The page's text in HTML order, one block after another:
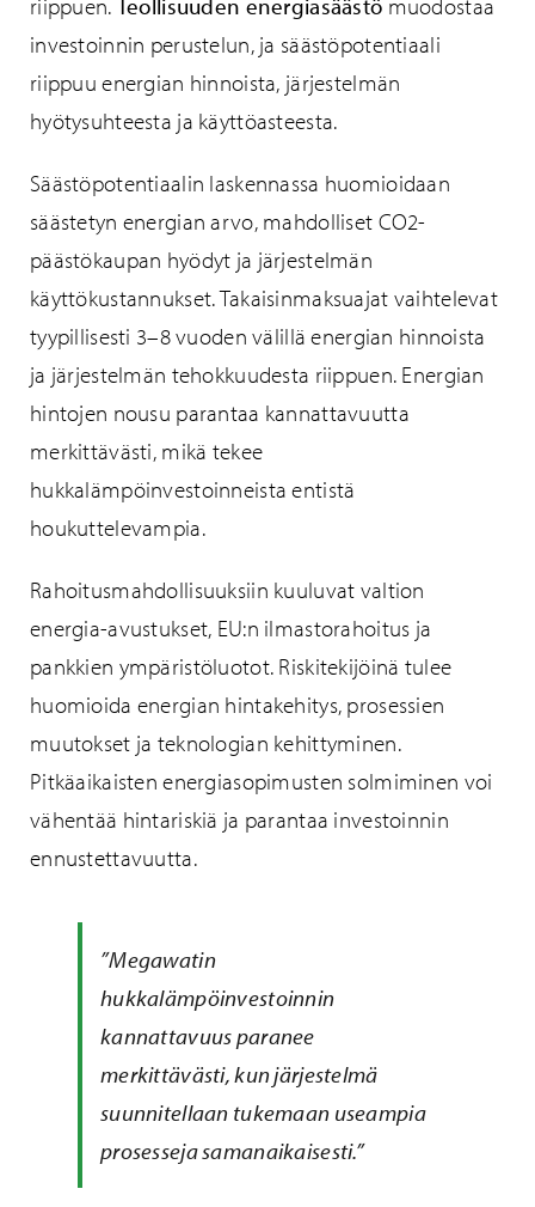
investoinnin perustelun, ja säästöpotentiaali
riippuu energian hinnoista, järjestelmän
hyötysuhteesta ja käyttöasteesta.
Säästöpotentiaalin laskennassa huomioidaan
säästetyn energian arvo, mahdolliset CO2-
päästökaupan hyödyt ja järjestelmän
käyttökustannukset. Takaisinmaksuajat vaihtelevat
tyypillisesti 3–8 vuoden välillä energian hinnoista
ja järjestelmän tehokkuudesta riippuen. Energian
hintojen nousu parantaa kannattavuutta
merkittävästi, mikä tekee
hukkalämpöinvestoinneista entistä
houkuttelevampia.
Rahoitusmahdollisuuksiin kuuluvat valtion
energia-avustukset, EU:n ilmastorahoitus ja
pankkien ympäristöluotot. Riskitekijöinä tulee
huomioida energian hintakehitys, prosessien
muutokset ja teknologian kehittyminen.
Pitkäaikaisten energiasopimusten solmiminen voi
vähentää hintariskiä ja parantaa investoinnin
ennustettavuutta.
”Megawatin
hukkalämpöinvestoinnin
kannattavuus paranee
merkittävästi, kun järjestelmä
suunnitellaan tukemaan useampia
prosesseja samanaikaisesti.”